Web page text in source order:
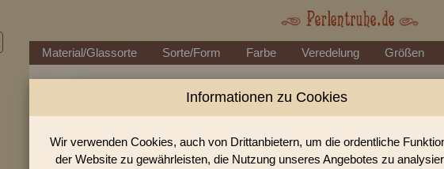
Material/Glassorte Sorte/Form Farbe Veredelung Größen
Perlen Shop für gedrückte Perlen Rechtecke,
In unserem Perlen Shop finden sie zahlreich gedrückte Perlen Rechtecke,
Informationen zu Cookies
Wir verwenden Cookies, auch von Drittanbietern, um die ordentliche
der Website zu gewährleisten, die Nutzung unseres Angebotes zu